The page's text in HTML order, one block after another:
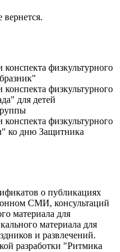
физкультурного
физкультурного
для детей
физкультурного
ко дню Защитника
о публикациях
СМИ, консультаций
материала для
материала для
и развлечений.
разработки "Ритмика